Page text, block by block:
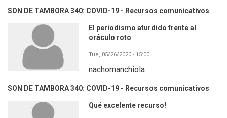
SON DE TAMBORA 340: COVID-19 - Recursos comunicativos
El periodismo aturdido frente al
oráculo roto
Tue, 05/26/2020 - 15:00
nachomanchiola
SON DE TAMBORA 340: COVID-19 - Recursos comunicativos
Qué excelente recurso!